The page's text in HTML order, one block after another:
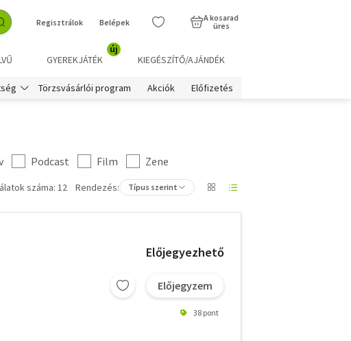
Regisztrálok Belépek
A kosarad
üres
GYEREKJÁTÉK
új
KIEGÉSZÍTŐ/AJÁNDÉK
Törzsvásárlói program Akciók Előfizetés
Podcast Film
Zene
száma: 12 Rendezés: Típus szerint
Előjegyezhető
Előjegyzem
38 pont